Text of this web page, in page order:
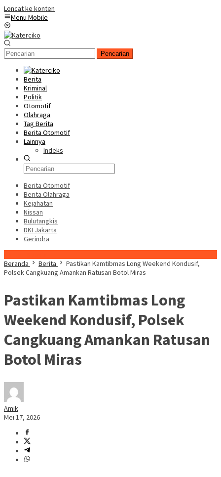
Loncat ke konten
Menu Mobile
Pencarian
Berita
Kriminal
Politik
Otomotif
Olahraga
Tag Berita
Berita Otomotif
Lainnya
Indeks
Berita Otomotif
Berita Olahraga
Kejahatan
Nissan
Bulutangkis
DKI Jakarta
Gerindra
Beranda
Berita
Pastikan Kamtibmas Long Weekend Kondusif,
Polsek Cangkuang Amankan Ratusan Botol Miras
Pastikan Kamtibmas Long
Weekend Kondusif, Polsek
Cangkuang Amankan Ratusan
Botol Miras
Amik
Mei 17, 2026